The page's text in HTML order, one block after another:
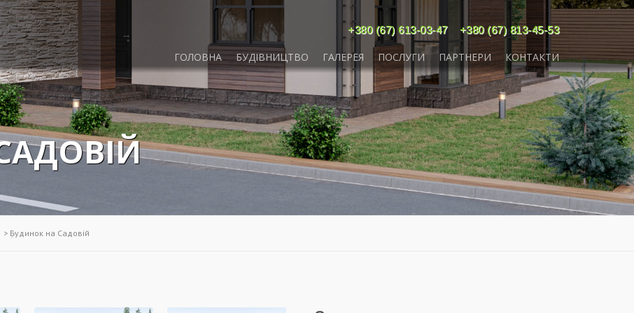
‎+380 (67) 813-45-53
‎+380 (67) 613-03-47
ГОЛОВНА БУДІВНИЦТВО ГАЛЕРЕЯ ПОСЛУГИ ПАРТНЕРИ КОНТАКТИ
> Будинок на Садовій